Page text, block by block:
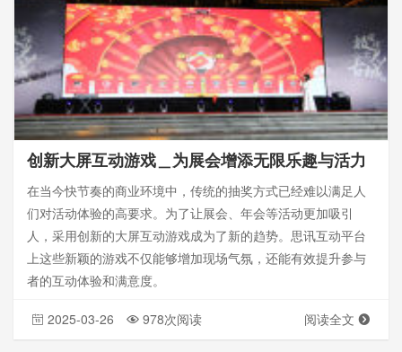
创新大屏互动游戏＿为展会增添无限乐趣与活力
在当今快节奏的商业环境中，传统的抽奖方式已经难以满足人
们对活动体验的高要求。为了让展会、年会等活动更加吸引
人，采用创新的大屏互动游戏成为了新的趋势。思讯互动平台
上这些新颖的游戏不仅能够增加现场气氛，还能有效提升参与
者的互动体验和满意度。
2025-03-26 978次阅读 阅读全文